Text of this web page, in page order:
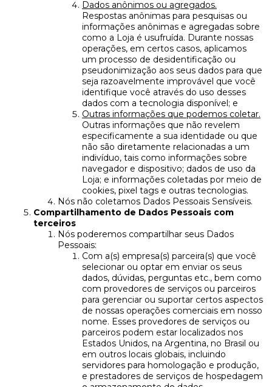
Dados anônimos ou agregados.
Respostas anônimas para pesquisas ou
informações anônimas e agregadas sobre
como a Loja é usufruída. Durante nossas
operações, em certos casos, aplicamos
um processo de desidentificação ou
pseudonimização aos seus dados para que
seja razoavelmente improvável que você
identifique você através do uso desses
dados com a tecnologia disponível; e
Outras informações que podemos coletar.
Outras informações que não revelem
especificamente a sua identidade ou que
não são diretamente relacionadas a um
indivíduo, tais como informações sobre
navegador e dispositivo; dados de uso da
Loja; e informações coletadas por meio de
cookies, pixel tags e outras tecnologias.
Nós não coletamos Dados Pessoais Sensíveis.
Compartilhamento de Dados Pessoais com
terceiros
Nós poderemos compartilhar seus Dados
Pessoais:
Com a(s) empresa(s) parceira(s) que você
selecionar ou optar em enviar os seus
dados, dúvidas, perguntas etc., bem como
com provedores de serviços ou parceiros
para gerenciar ou suportar certos aspectos
de nossas operações comerciais em nosso
nome. Esses provedores de serviços ou
parceiros podem estar localizados nos
Estados Unidos, na Argentina, no Brasil ou
em outros locais globais, incluindo
servidores para homologação e produção,
e prestadores de serviços de hospedagem